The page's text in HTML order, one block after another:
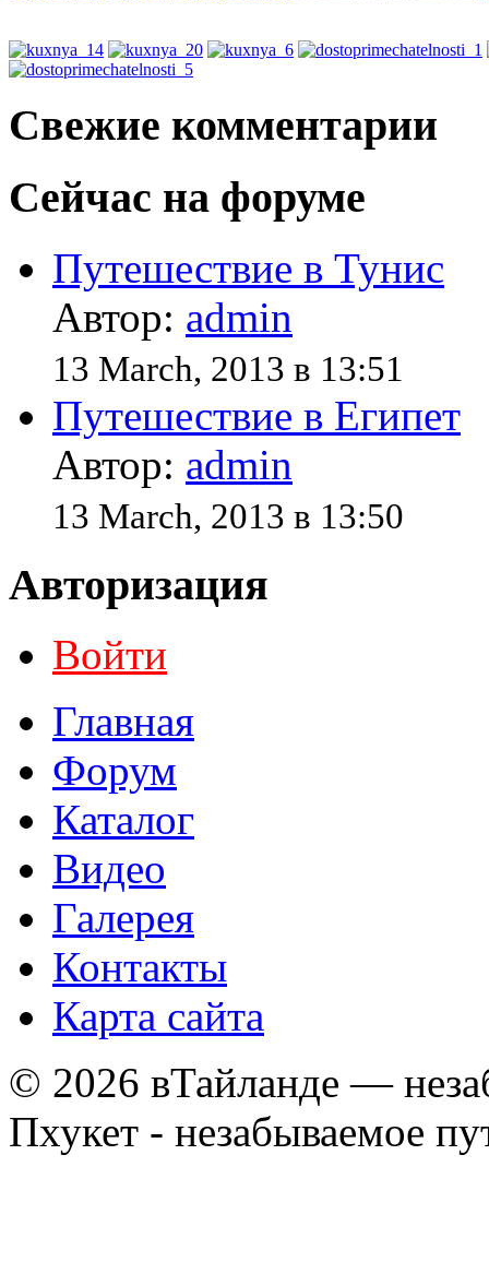
Свежие комментарии
Сейчас на форуме
Путешествие в Тунис
Автор: admin
13 March, 2013 в 13:51
Путешествие в Египет
Автор: admin
13 March, 2013 в 13:50
Авторизация
Войти
Главная
Форум
Каталог
Видео
Галерея
Контакты
Карта сайта
© 2026 вТайланде —
Пхукет - незабываемое